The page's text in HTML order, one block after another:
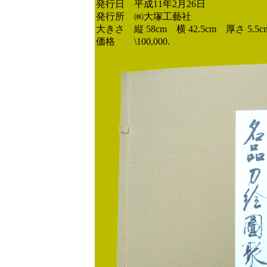
発行日 平成11年2月26日
発行所 ㈱大塚工藝社
大きさ 縦 58cm 横 42.5cm 厚さ
価格 \100,000.